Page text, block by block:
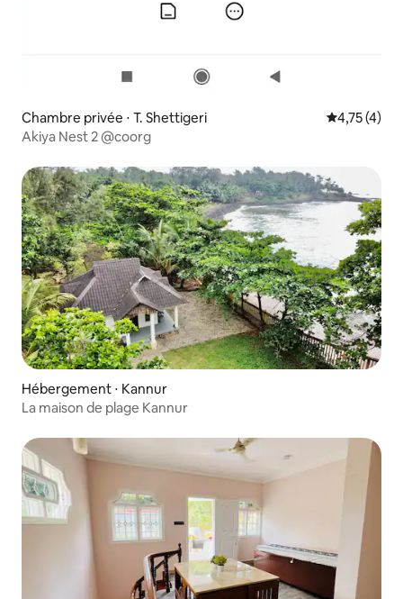
Chambre privée ⋅ T. Shettigeri Évaluation
4,75 (4)
Akiya Nest 2 @coorg
Hébergement ⋅ Kannur
La maison de plage Kannur